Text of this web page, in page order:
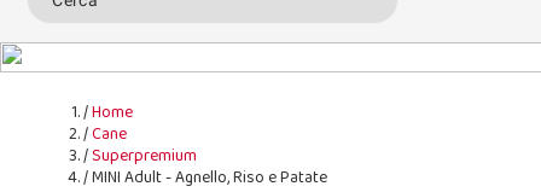
Home
Cane
Superpremium
MINI Adult - Agnello, Riso e Patate